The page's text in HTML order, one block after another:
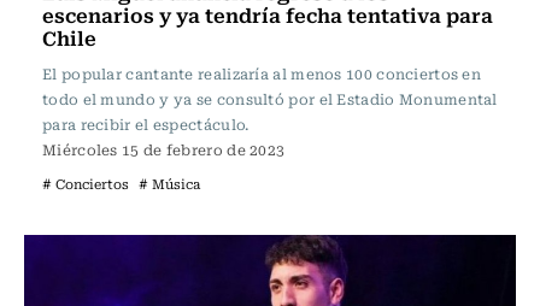
escenarios y ya tendría fecha tentativa para
Chile
El popular cantante realizaría al menos 100 conciertos en
todo el mundo y ya se consultó por el Estadio Monumental
para recibir el espectáculo.
Miércoles 15 de febrero de 2023
# Conciertos # Música